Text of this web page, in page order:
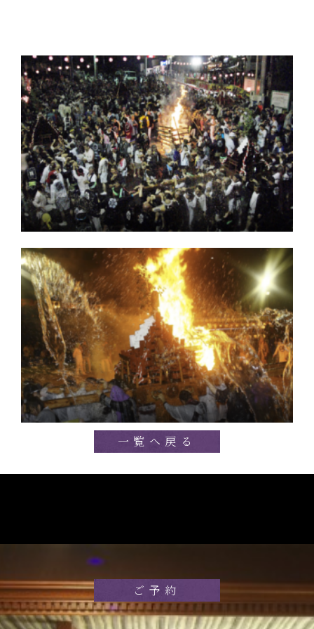
一覧へ戻る
ご予約